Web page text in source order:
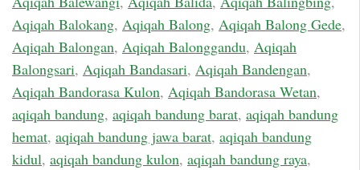
Aqiqah Balokang, Aqiqah Balong, Aqiqah Balong Gede,
Aqiqah Balongan, Aqiqah Balonggandu, Aqiqah
Balongsari, Aqiqah Bandasari, Aqiqah Bandengan,
Aqiqah Bandorasa Kulon, Aqiqah Bandorasa Wetan,
aqiqah bandung, aqiqah bandung barat, aqiqah bandung
hemat, aqiqah bandung jawa barat, aqiqah bandung
kidul, aqiqah bandung kulon, aqiqah bandung raya,